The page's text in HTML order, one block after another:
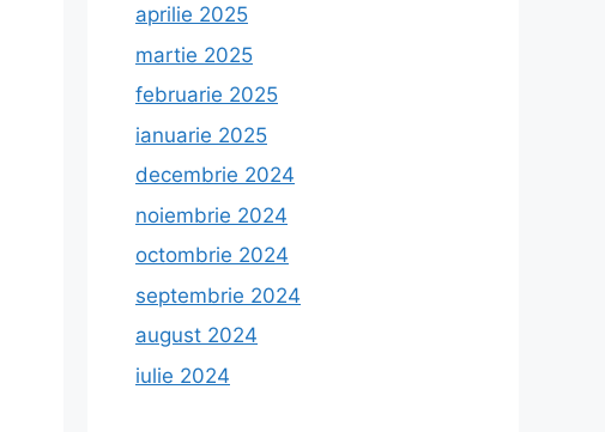
aprilie 2025
martie 2025
februarie 2025
ianuarie 2025
decembrie 2024
noiembrie 2024
octombrie 2024
septembrie 2024
august 2024
iulie 2024